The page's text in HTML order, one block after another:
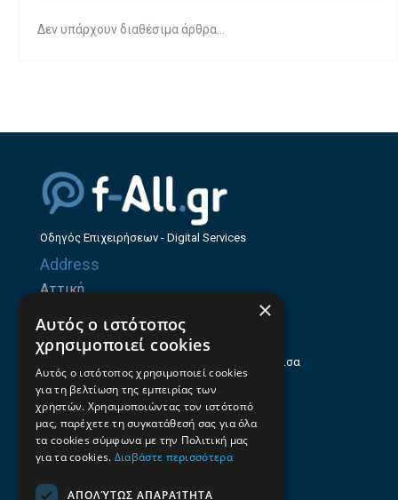
Δεν υπάρχουν διαθέσιμα άρθρα...
Οδηγός Επιχειρήσεων - Digital Services
Address
Αττική
Θεσσαλία
Ηρώων Πολυτεχνείου 214 (1ος Όροφος), Λάρισα
Επαγγελματικός οδηγός Λάρισας
Emails
Contacts
×
Αυτός ο ιστότοπος
χρησιμοποιεί cookies
Αυτός ο ιστότοπος χρησιμοποιεί cookies
για τη βελτίωση της εμπειρίας των
χρηστών. Χρησιμοποιώντας τον ιστότοπό
μας, παρέχετε τη συγκατάθεσή σας για όλα
τα cookies σύμφωνα με την Πολιτική μας
για τα cookies. Διαβάστε περισσότερα
ΑΠΟΛΎΤΩΣ ΑΠΑΡΑΊΤΗΤΑ